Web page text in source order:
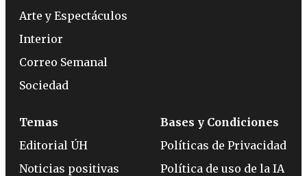
Arte y Espectáculos
Interior
Correo Semanal
Sociedad
Temas
Editorial ÚH
Noticias positivas
Bases y Condiciones
Políticas de Privacidad
Política de uso de la IA